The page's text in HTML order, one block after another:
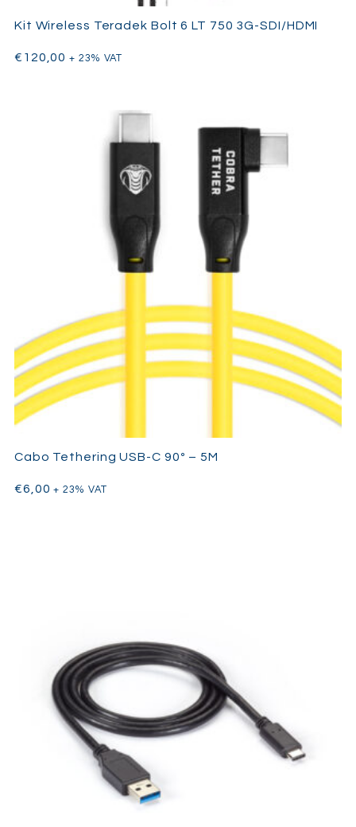
Kit Wireless Teradek Bolt 6 LT 750 3G-SDI/HDMI
€ 120,00 + 23% VAT
Cabo Tethering USB-C 90º – 5M
€6,00 + 23% VAT